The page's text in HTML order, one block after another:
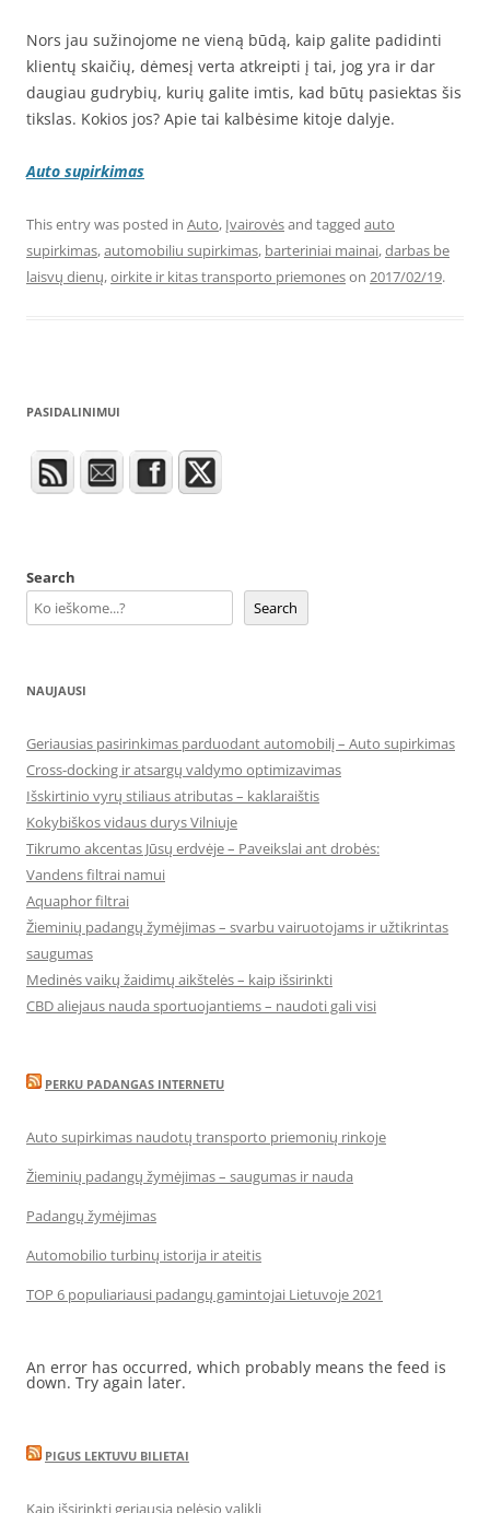
Nors jau sužinojome ne vieną būdą, kaip galite padidinti
klientų skaičių, dėmesį verta atkreipti į tai, jog yra ir dar
daugiau gudrybių, kurių galite imtis, kad būtų pasiektas šis
tikslas. Kokios jos? Apie tai kalbėsime kitoje dalyje.
Auto supirkimas
This entry was posted in Auto, Įvairovėsand tagged auto
supirkimas,automobiliu supirkimas, barteriniai mainai,darbas be
laisvų dienų,oirkite ir kitas transporto priemoneson 2017/02/19.
PASIDALINIMUI
Search
Search
NAUJAUSI
Geriausias pasirinkimas parduodant automobilį – Auto supirkimas
Cross-docking ir atsargų valdymo optimizavimas
Išskirtinio vyrų stiliaus atributas – kaklaraištis
Kokybiškos vidaus durys Vilniuje
Tikrumo akcentas Jūsų erdvėje – Paveikslai ant drobės:
Vandens filtrai namui
Aquaphor filtrai
Žieminių padangų žymėjimas – svarbu vairuotojams ir užtikrintas
saugumas
Medinės vaikų žaidimų aikštelės – kaip išsirinkti
CBD aliejaus nauda sportuojantiems – naudoti gali visi
PERKU PADANGAS INTERNETU
Auto supirkimas naudotų transporto priemonių rinkoje
Žieminių padangų žymėjimas – saugumas ir nauda
Padangų žymėjimas
Automobilio turbinų istorija ir ateitis
TOP 6 populiariausi padangų gamintojai Lietuvoje 2021
An error has occurred, which probably means the feed is
down. Try again later.
PIGUS LEKTUVU BILIETAI
Kaip išsirinkti geriausią pelėsio valiklį